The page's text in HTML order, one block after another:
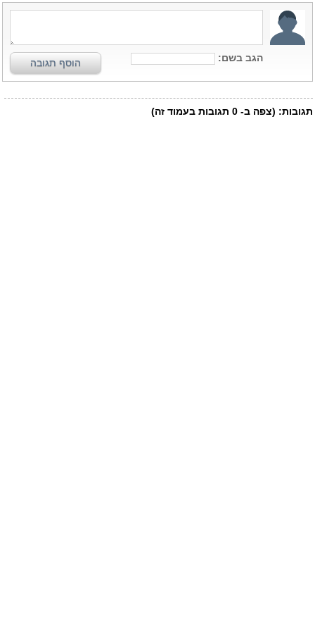
הגב בשם: הוסף תגובה
תגובות: (צפה ב- 0 תגובות בעמוד זה)